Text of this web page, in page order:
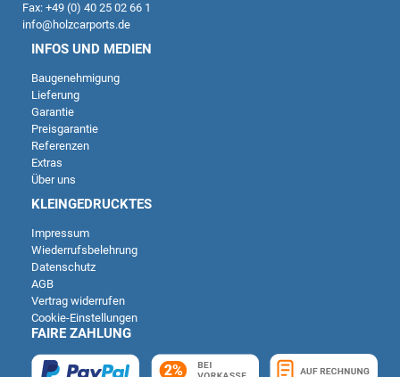
Fax: +49 (0) 40 25 02 66 1
info@holzcarports.de
INFOS UND MEDIEN
Baugenehmigung
Lieferung
Garantie
Preisgarantie
Referenzen
Extras
Über uns
KLEINGEDRUCKTES
Impressum
Wiederrufsbelehrung
Datenschutz
AGB
Vertrag widerrufen
Cookie-Einstellungen
FAIRE ZAHLUNG